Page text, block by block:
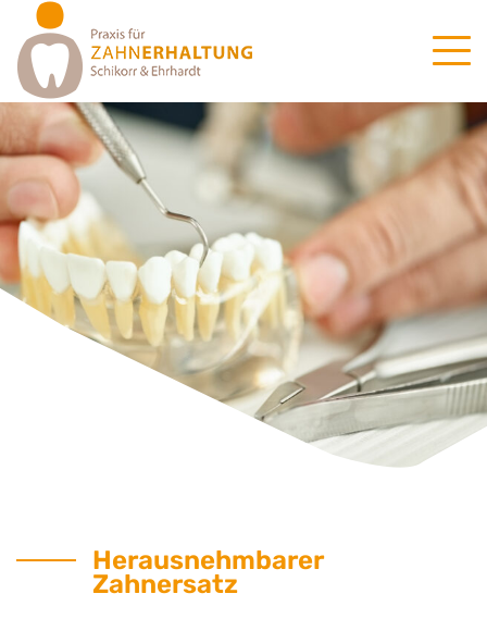
Herausnehmbarer
Zahnersatz